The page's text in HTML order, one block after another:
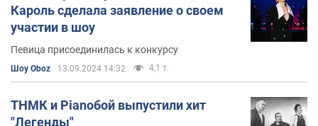
в декабре Pianoбой полноценно выступила в Киеве с
первым концертом.
Уже в 2010-м году группа начала запись своего
первого студийного альбома, а также клубный тур по
Pianoбой активно сотрудничает с “ТНМК” и
Кароль сделала заявление о своем
участии в шоу
Певица присоединилась к конкурсу
Шоу Oboz 13.09.2024 14:32 4,1 т.
ТНМК и Pianoбой выпустили хит
"Легенды"